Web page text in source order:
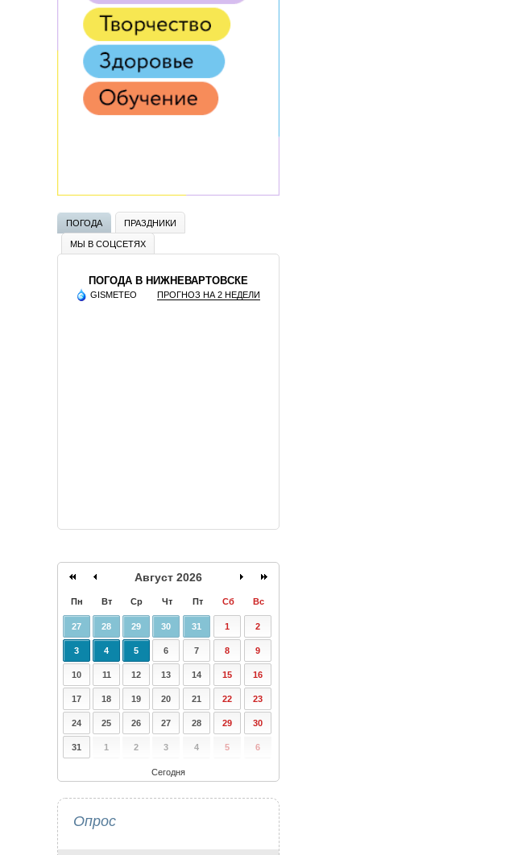
ПОГОДА
ПРАЗДНИКИ
МЫ В СОЦСЕТЯХ
ПОГОДА В НИЖНЕВАРТОВСКЕ
GISMETEO ПРОГНОЗ НА 2 НЕДЕЛИ
Август 2026
Пн Вт Ср Чт Пт Сб Вс
27 28 29 30 31 1 2
3 4 5 6 7 8 9
10 11 12 13 14 15 16
17 18 19 20 21 22 23
24 25 26 27 28 29 30
31 1 2 3 4 5 6
Сегодня
Опрос